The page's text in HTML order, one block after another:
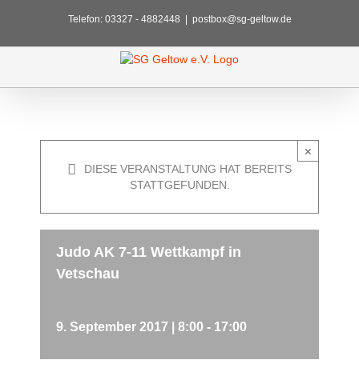
Telefon: 03327 - 4882448 postbox@sg-geltow.de
×
DIESE VERANSTALTUNG HAT BEREITS
STATTGEFUNDEN.
Judo AK 7-11 Wettkampf in
Vetschau
9. September 2017 | 8:00 - 17:00